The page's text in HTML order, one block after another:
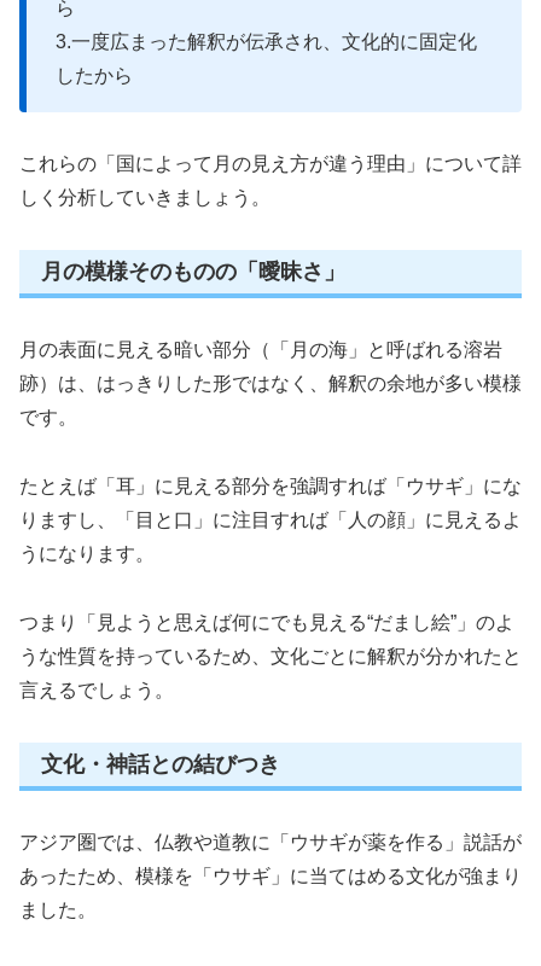
ら
3.一度広まった解釈が伝承され、文化的に固定化
したから
これらの「国によって月の見え方が違う理由」について詳
しく分析していきましょう。
月の模様そのものの「曖昧さ」
月の表面に見える暗い部分（「月の海」と呼ばれる溶岩
跡）は、はっきりした形ではなく、解釈の余地が多い模様
です。
たとえば「耳」に見える部分を強調すれば「ウサギ」にな
りますし、「目と口」に注目すれば「人の顔」に見えるよ
うになります。
つまり「見ようと思えば何にでも見える“だまし絵”」のよ
うな性質を持っているため、文化ごとに解釈が分かれたと
言えるでしょう。
文化・神話との結びつき
アジア圏では、仏教や道教に「ウサギが薬を作る」説話が
あったため、模様を「ウサギ」に当てはめる文化が強まり
ました。